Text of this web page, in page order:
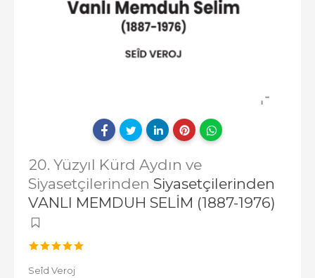
20. Yüzyıl Kürd Aydın ve
Siyasetçilerinden Siyasetçilerinden
VANLI MEMDUH SELİM (1887-1976)
Seîd Veroj